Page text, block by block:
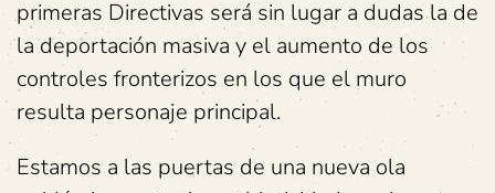
primeras Directivas será sin lugar a dudas la de
la deportación masiva y el aumento de los
controles fronterizos en los que el muro
resulta personaje principal.
Estamos a las puertas de una nueva ola